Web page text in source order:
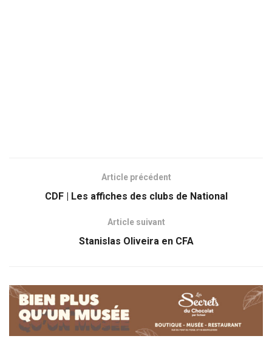
Article précédent
CDF | Les affiches des clubs de National
Article suivant
Stanislas Oliveira en CFA